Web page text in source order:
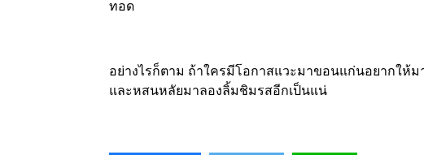
ทอด
อย่างไรก็ตาม ถ้าใครมีโอกาสแวะมาขอนแก่นอยากให้
และหสนหลัยมาลองลิ้มชิมรสอีกเป็นแน่